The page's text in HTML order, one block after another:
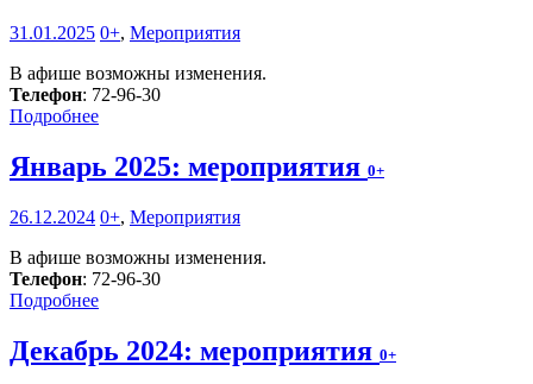
31.01.2025 0+, Мероприятия
В афише возможны изменения.
Телефон: 72-96-30
Подробнее
Январь 2025: мероприятия 0+
26.12.2024 0+, Мероприятия
В афише возможны изменения.
Телефон: 72-96-30
Подробнее
Декабрь 2024: мероприятия 0+